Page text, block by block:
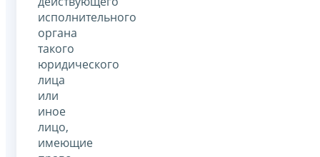
исполнительного
органа
такого
юридического
лица
или
иное
лицо,
имеющие